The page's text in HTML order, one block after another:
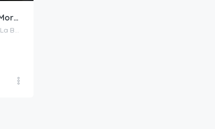
Confortable de lujo! en Cielo Mar, Morros
Cl. 20 #Carrera 16, Cartagena de Indias, La Boquilla, Provincia de Cartagena, Bolívar, Colombia